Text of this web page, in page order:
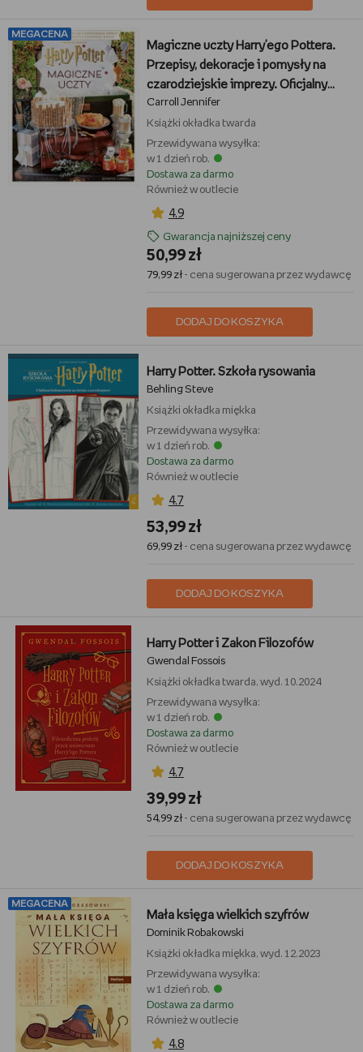
MEGACENA
Magiczne uczty Harry'ego Pottera.
Przepisy, dekoracje i pomysły na
czarodziejskie imprezy. Oficjalny
przewodnik prosto z filmowego
świata
Carroll Jennifer
Książki okładka twarda
Przewidywana wysyłka:
w 1 dzień rob.
Dostawa za darmo
Również w outlecie
4,9
Gwarancja najniższej ceny
50,99 zł
79,99 zł- cena sugerowana przez wydawcę
DODAJ DO KOSZYKA
Harry Potter. Szkoła rysowania
Behling Steve
Książki okładka miękka
Przewidywana wysyłka:
w 1 dzień rob.
Dostawa za darmo
Również w outlecie
4,7
53,99 zł
69,99 zł- cena sugerowana przez wydawcę
DODAJ DO KOSZYKA
Harry Potter i Zakon Filozofów
Gwendal Fossois
Książki okładka twarda, wyd. 10.2024
Przewidywana wysyłka:
w 1 dzień rob.
Dostawa za darmo
Również w outlecie
4,7
39,99 zł
54,99 zł- cena sugerowana przez wydawcę
DODAJ DO KOSZYKA
MEGACENA
Mała księga wielkich szyfrów
Dominik Robakowski
Książki okładka miękka, wyd. 12.2023
Przewidywana wysyłka:
w 1 dzień rob.
Dostawa za darmo
Również w outlecie
4,8